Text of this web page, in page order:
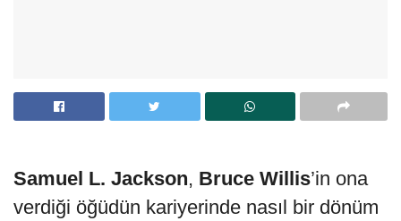
Samuel L. Jackson, Bruce Willis’in ona
verdiği öğüdün kariyerinde nasıl bir dönüm